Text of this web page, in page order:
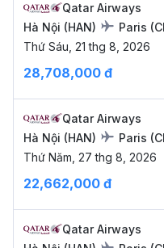
Qatar Airways
Hà Nội (HAN) Paris (
Thứ Sáu, 21 thg 8, 2026
28,708,000 đ
Qatar Airways
Hà Nội (HAN) Paris (
Thứ Năm, 27 thg 8, 2026
22,662,000 đ
Qatar Airways